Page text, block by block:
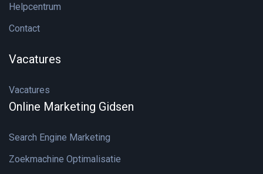
Helpcentrum
Contact
Vacatures
Vacatures
Online Marketing Gidsen
Search Engine Marketing
Zoekmachine Optimalisatie